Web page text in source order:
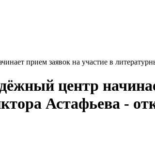
прием заявок на участие в
центр
Астафьева -